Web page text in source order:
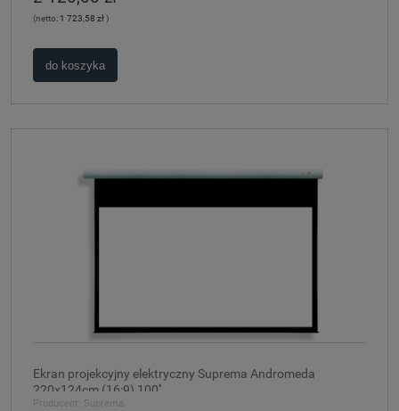
(netto: 1 723,58 zł)
do koszyka
Ekran projekcyjny elektryczny Suprema Andromeda
220x124cm (16:9) 100''
Producent: Suprema